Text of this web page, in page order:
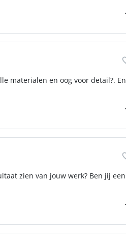
materialen en oog voor detail?. En
zien van jouw werk? Ben jij een